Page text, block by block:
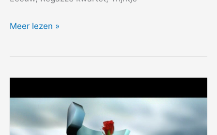
2005
Lameirinhas
DVD
Meer lezen »